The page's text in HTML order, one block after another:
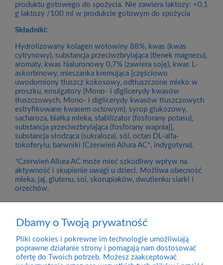
produktu gotowego do spożycia. Nie zawiera laktozy: <0,1
g laktozy /100 ml w produkcie gotowym do spożycia
Składniki:
Hydrolizowany kolagen wołowiny 88%, kwas (kwas
cytrynowy), substancja przeciwzbrylająca (tlenek magnezu),
aromaty, kwas hialuronowy 0,7% (zawiera soję), kwas L-
askorbinowy, mieszanka kremująca [częściowo
uwodorniony tłuszcz kokosowy, odtłuszczone mleko w
proszku, emulgatory (Mono- i diglicerydy kwasów
tłuszczowych, Mono- i diglicerydy kwasów tłuszczowych
estryfikowane kwasem octowym), syrop glukozowy,
sacharoza, białka mleka, stabilizator (fosforany potasu),
substancja przeciwzbrylająca (fosforany wapnia)],
substancja słodząca (sukraloza), sól, octan DL-alfa-
tokoferylu, barwniki (Czerwień Allura AC*, indygotyna).
*Czerwień Allura AC może mieć szkodliwy wpływ na
aktywność i skupienie uwagi u dzieci. Możliwa obecność
mleka, jaj, glutenu, soi, skorupiaków, dwutlenku siarki i
orzechów.
Dostawa
Dbamy o Twoją prywatność
Pliki cookies i pokrewne im technologie umożliwiają
poprawne działanie strony i pomagają nam dostosować
ofertę do Twoich potrzeb. Możesz zaakceptować